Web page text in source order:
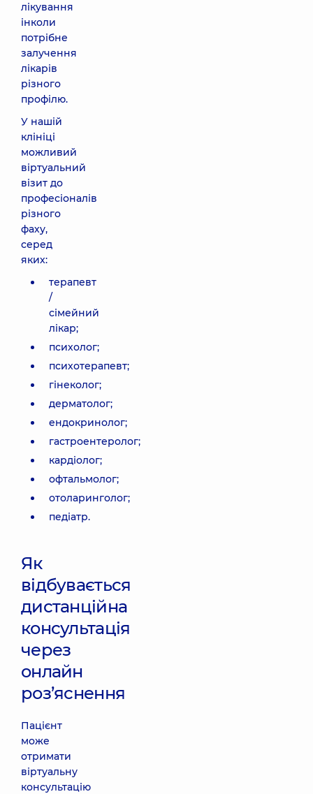
лікування
інколи
потрібне
залучення
лікарів
різного
профілю.
У нашій
клініці
можливий
віртуальний
візит до
професіоналів
різного
фаху,
серед
яких:
терапевт
/
сімейний
лікар;
психолог;
психотерапевт;
гінеколог;
дерматолог;
ендокринолог;
гастроентеролог;
кардіолог;
офтальмолог;
отоларинголог;
педіатр.
Як
відбувається
дистанційна
консультація
через
онлайн
роз’яснення
Пацієнт
може
отримати
віртуальну
консультацію